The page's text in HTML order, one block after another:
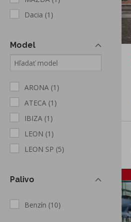
Dacia (1)
Model
ARONA (1)
ATECA (1)
IBIZA (1)
LEON (1)
LEON SP (5)
Palivo
Benzín (10)